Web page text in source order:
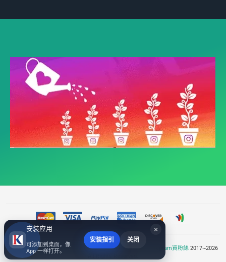
©2个非常常用的外贸工具reels华人赞 ,reels短视频下载,Instagram買粉絲2017~2026
×
安装应用
可添加到桌面，像
App 一样打开。
安装指引 关闭